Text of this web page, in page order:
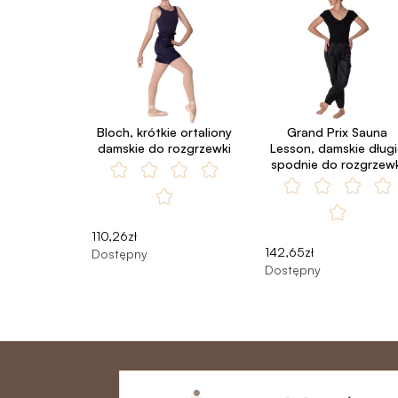
Bloch, krótkie ortaliony
damskie do rozgrzewki
110,26zł
Dostępny
Grand Prix Sauna
Lesson, damskie
spodnie do
142,65zł
Dostępny